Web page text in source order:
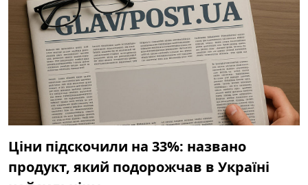
Ціни підскочили на 33%: названо
продукт, який подорожчав в Україні